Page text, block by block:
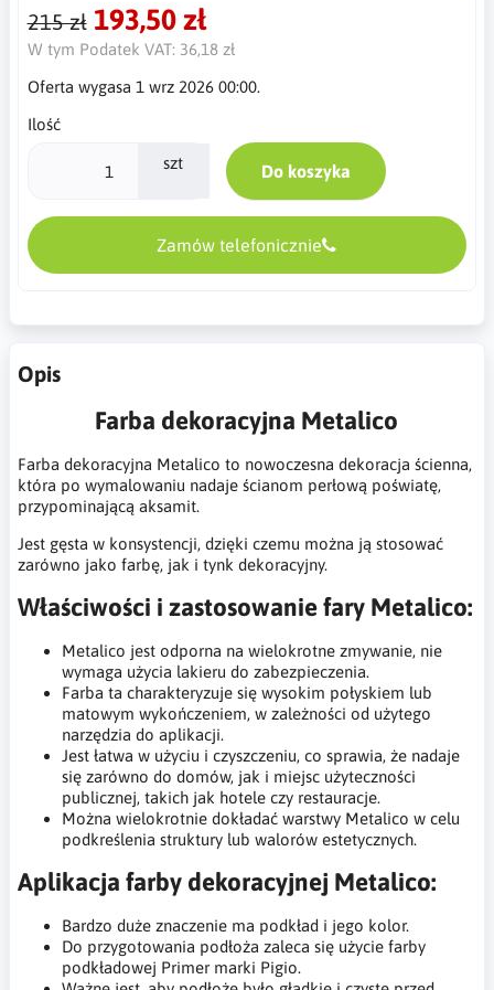
215 zł 193,50 zł
W tym Podatek VAT: 36,18 zł
Oferta wygasa 1 wrz 2026 00:00.
Ilość
szt Do koszyka
Zamów telefonicznie
Opis
Farba dekoracyjna Metalico
Farba dekoracyjna Metalico to nowoczesna dekoracja ścienna,
która po wymalowaniu nadaje ścianom perłową poświatę,
przypominającą aksamit.
Jest gęsta w konsystencji, dzięki czemu można ją stosować
zarówno jako farbę, jak i tynk dekoracyjny.
Właściwości i zastosowanie fary Metalico:
Metalico jest odporna na wielokrotne zmywanie, nie
wymaga użycia lakieru do zabezpieczenia​​.
Farba ta charakteryzuje się wysokim połyskiem lub
matowym wykończeniem, w zależności od użytego
narzędzia do aplikacji.
Jest łatwa w użyciu i czyszczeniu, co sprawia, że nadaje
się zarówno do domów, jak i miejsc użyteczności
publicznej, takich jak hotele czy restauracje​​​​.
Można wielokrotnie dokładać warstwy Metalico w celu
podkreślenia struktury lub walorów estetycznych.
Aplikacja farby dekoracyjnej Metalico:
Bardzo duże znaczenie ma podkład i jego kolor.
Do przygotowania podłoża zaleca się użycie farby
podkładowej Primer marki Pigio.